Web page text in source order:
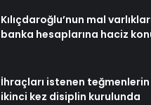
Kılıçdaroğlu’nun mal
banka hesaplarına haciz
İhraçları istenen teğmenlerin
ikinci kez disiplin kurulunda